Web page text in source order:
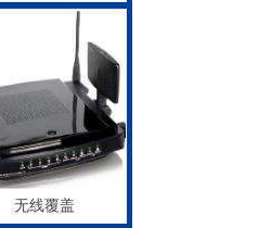
无线覆盖
无线覆盖